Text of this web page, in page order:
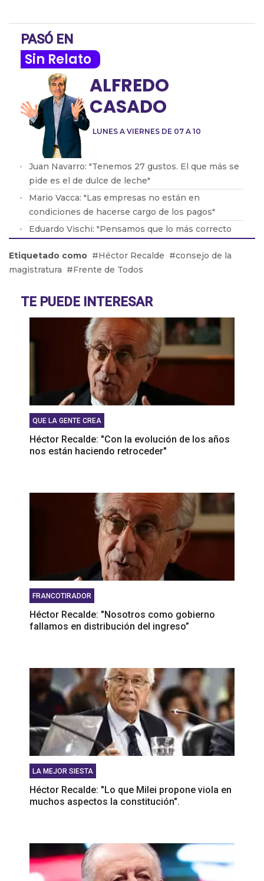
PASÓ EN
Sin Relato
LUNES A VIERNES DE 07 A 10
ALFREDO
CASADO
Juan Navarro: "Tenemos 27 gustos. El que más se
pide es el de dulce de leche"
Mario Vacca: "Las empresas no están en
condiciones de hacerse cargo de los pagos"
Eduardo Vischi: "Pensamos que lo más correcto
Lic. Eduardo Lavorato: "Que los padres consuman
con sus hijos les genera una dependencia"
tensa"
Etiquetado como Héctor Recalde
consejo de la
magistratura
Frente de Todos
TE PUEDE INTERESAR
QUE LA GENTE CREA
Héctor Recalde: "Con la evolución de los años
nos están haciendo retroceder"
FRANCOTIRADOR
Héctor Recalde: "Nosotros como gobierno
fallamos en distribución del ingreso”
LA MEJOR SIESTA
Héctor Recalde: "Lo que Milei propone viola en
muchos aspectos la constitución".